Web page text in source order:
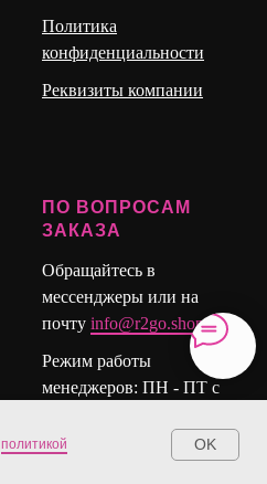
0
политикой
OK
Политика
конфиденциальности
Реквизиты компании
ПО ВОПРОСАМ
ЗАКАЗА
Обращайтесь в
мессенджеры или на
почту info@r2go.shop
Режим работы
менеджеров: ПН - ПТ с
СБ и ВС: Выходные.